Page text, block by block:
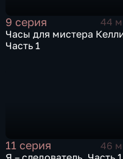
9 серия
44
Часы для мистера
Часть 1
11 серия
46